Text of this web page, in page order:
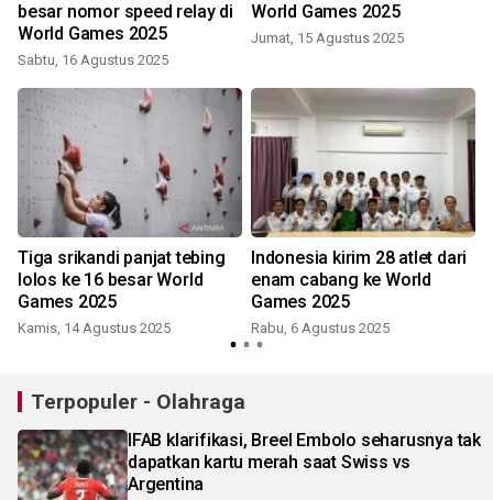
besar nomor speed relay di
World Games 2025
Sabtu, 16 Agustus 2025
World Games 2025
Jumat, 15 Agustus 2025
Tiga srikandi panjat tebing
lolos ke 16 besar World
Games 2025
Kamis, 14 Agustus 2025
Indonesia kirim 28 atlet dari
enam cabang ke World
Games 2025
Rabu, 6 Agustus 2025
Terpopuler - Olahraga
IFAB klarifikasi, Breel Embolo seharusnya tak
dapatkan kartu merah saat Swiss vs
Argentina